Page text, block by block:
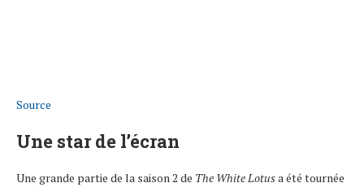
Source
Une star de l’écran
Une grande partie de la saison 2 de The White Lotusa été tournée